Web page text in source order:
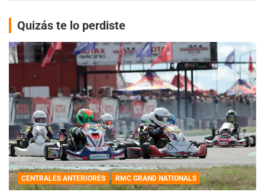
Quizás te lo perdiste
CENTRALES ANTERIORES RMC GRAND NATIONALS